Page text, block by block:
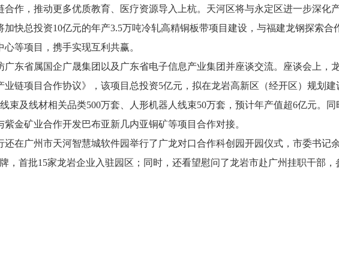
合作，推动更多优质教育、医疗资源导入上杭。天河区将与永定区进一步深化
快总投资10亿元的年产3.5万吨冷轧高精铜板带项目建设，与福建龙钢探索合
等项目，携手实现互利共赢。
省属国企广晟集团以及广东省电子信息产业集团并座谈交流。座谈会上，
业链项目合作协议》，该项目总投资5亿元，拟在龙岩高新区（经开区）规划
束及线材相关品类500万套、人形机器人线束50万套，预计年产值超6亿元。
金矿业合作开发巴布亚新几内亚铜矿等项目合作对接。
广州市天河智慧城软件园举行了广龙对口合作科创园开园仪式，市委书记
首批15家龙岩企业入驻园区；同时，还看望慰问了龙岩市赴广州挂职干部